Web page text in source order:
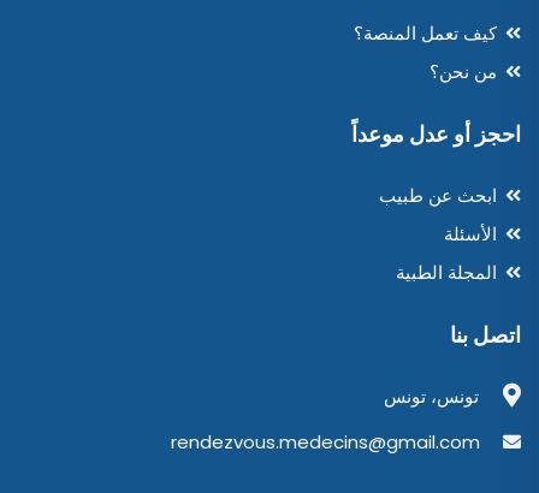
كيف تعمل المنصة؟
من نحن؟
احجز أو عدل موعداً
ابحث عن طبيب
الأسئلة
المجلة الطبية
اتصل بنا
تونس، تونس